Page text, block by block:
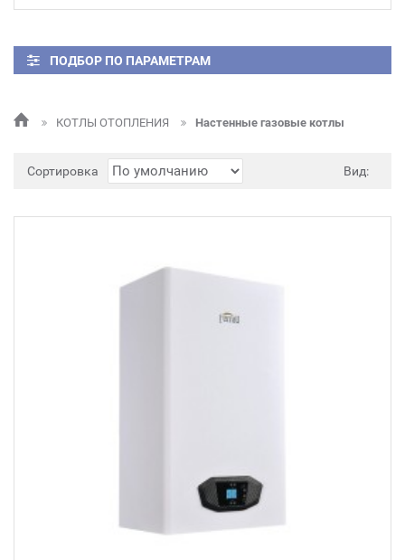
ПОДБОР ПО ПАРАМЕТРАМ
КОТЛЫ ОТОПЛЕНИЯ Настенные газовые котлы
Сортировка Вид: